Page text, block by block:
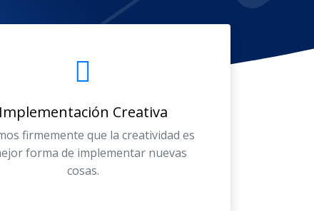
Implementación Creativa
firmemente que la creatividad es
forma de implementar nuevas
cosas.